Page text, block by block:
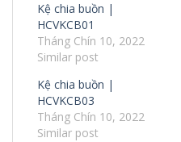
Kệ chia buồn |
HCVKCB01
Tháng Chín 10, 2022
Similar post
Kệ chia buồn |
HCVKCB03
Tháng Chín 10, 2022
Similar post